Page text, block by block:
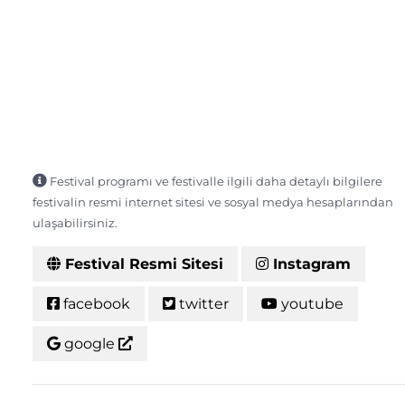
Festival programı ve festivalle ilgili daha detaylı bilgilere
festivalin resmi internet sitesi ve sosyal medya hesaplarından
ulaşabilirsiniz.
Festival Resmi Sitesi Instagram
facebook twitter youtube
google